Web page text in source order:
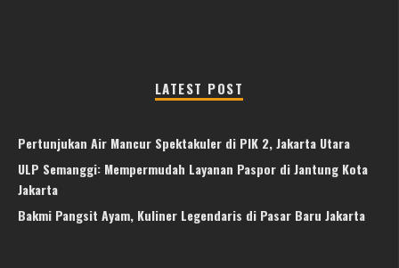
LATEST POST
Pertunjukan Air Mancur Spektakuler di PIK 2, Jakarta Utara
ULP Semanggi: Mempermudah Layanan Paspor di Jantung Kota
Jakarta
Bakmi Pangsit Ayam, Kuliner Legendaris di Pasar Baru Jakarta